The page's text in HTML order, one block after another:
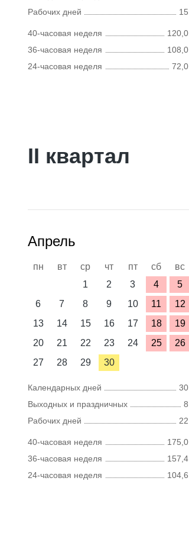
Рабочих дней
15
40-часовая неделя
120,0
36-часовая неделя
108,0
24-часовая неделя
72,0
II квартал
Апрель
пн вт ср чт пт сб
вс
1
2 3 4
5
6
7 8 9 10 11
12
13
14 15 16 17 18
19
20
21 22 23 24 25
26
27
28 29 30
Календарных дней
30
Выходных и праздничных
8
Рабочих дней
22
40-часовая неделя
175,0
36-часовая неделя
157,4
24-часовая неделя
104,6